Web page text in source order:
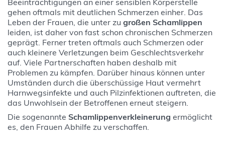
Beeinträchtigungen an einer sensiblen Körperstelle
gehen oftmals mit deutlichen Schmerzen einher. Das
Leben der Frauen, die unter zu großen Schamlippen
leiden, ist daher von fast schon chronischen Schmerzen
geprägt. Ferner treten oftmals auch Schmerzen oder
auch kleinere Verletzungen beim Geschlechtsverkehr
auf. Viele Partnerschaften haben deshalb mit
Problemen zu kämpfen. Darüber hinaus können unter
Umständen durch die überschüssige Haut vermehrt
Harnwegsinfekte und auch Pilzinfektionen auftreten, die
das Unwohlsein der Betroffenen erneut steigern.
Die sogenannte Schamlippenverkleinerung ermöglicht
es, den Frauen Abhilfe zu verschaffen.